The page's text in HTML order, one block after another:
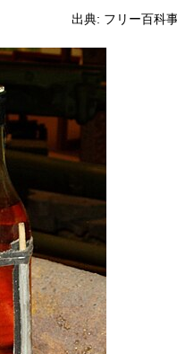
出典: フリー百科